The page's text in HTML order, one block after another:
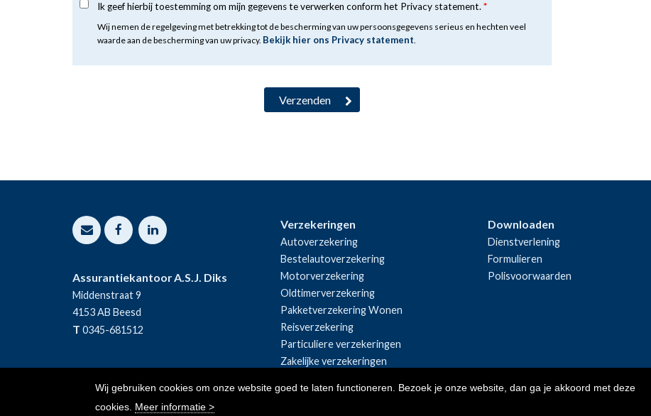
Wij gebruiken cookies om onze website goed te laten functioneren. Bezoek je onze website, dan ga je akkoord met deze
cookies. Meer informatie >
Ik geef hierbij toestemming om mijn gegevens te verwerken conform het Privacy statement.*
Wij nemen de regelgeving met betrekking tot de bescherming van uw persoonsgegevens serieus en hechten veel
waarde aan de bescherming van uw privacy. Bekijk hier ons Privacy statement.
Assurantiekantoor A.S.J. Diks
Middenstraat 9
4153 AB Beesd
T 0345-681512
Verzekeringen
Autoverzekering
Bestelautoverzekering
Motorverzekering
Oldtimerverzekering
Pakketverzekering Wonen
Reisverzekering
Particuliere verzekeringen
Zakelijke verzekeringen
Downloaden
Dienstverlening
Formulieren
Polisvoorwaarden